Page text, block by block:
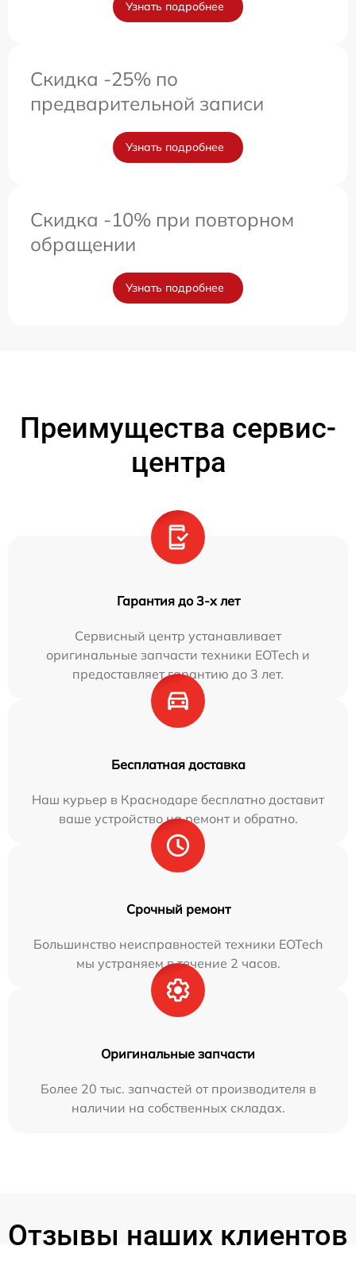
Узнать подробнее
Скидка -25% по
предварительной записи
Узнать подробнее
Скидка -10% при повторном
обращении
Узнать подробнее
Преимущества сервис-
центра
Гарантия до 3-х лет
Сервисный центр устанавливает
оригинальные запчасти техники EOTech и
предоставляет гарантию до 3 лет.
Бесплатная доставка
Наш курьер в Краснодаре бесплатно доставит
ваше устройство на ремонт и обратно.
Срочный ремонт
Большинство неисправностей техники EOTech
мы устраняем в течение 2 часов.
Оригинальные запчасти
Более 20 тыс. запчастей от производителя в
наличии на собственных складах.
Отзывы наших клиентов